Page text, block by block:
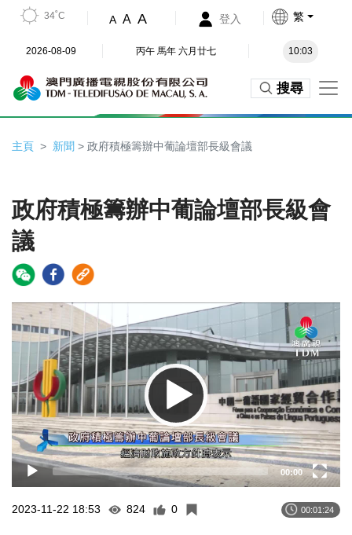
34˚C A A A 登入 繁
2026-08-09 丙午 馬年 六月廿七 10:03
搜尋
主頁 新聞 > 政府積極籌辦中葡論壇部長級會議
政府積極籌辦中葡論壇部長級會
議
Player
00:00
2023-11-22 18:53 824 0 00:01:24